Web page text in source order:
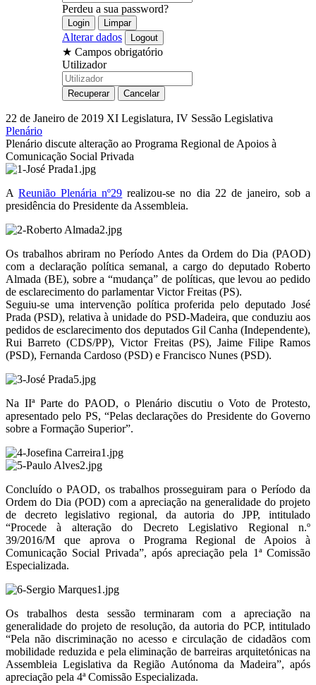
Perdeu a sua password?
Alterar dados
★ Campos obrigatório
Utilizador
22 de Janeiro de 2019 XI Legislatura, IV Sessão Legislativa
Plenário
Plenário discute alteração ao Programa Regional de Apoios à
Comunicação Social Privada
AReunião Plenária nº29 realizou-se no dia 22 de janeiro, sob a
presidência do Presidente da Assembleia.
Os trabalhos abriram no Período Antes da Ordem do Dia (PAOD)
com a declaração política semanal, a cargo do deputado Roberto
Almada (BE), sobre a “mudança” de políticas, que levou ao pedido
de esclarecimento do parlamentar Victor Freitas (PS).
Seguiu-se uma intervenção política proferida pelo deputado José
Prada (PSD), relativa à unidade do PSD-Madeira, que conduziu aos
pedidos de esclarecimento dos deputados Gil Canha (Independente),
Rui Barreto (CDS/PP), Victor Freitas (PS), Jaime Filipe Ramos
(PSD), Fernanda Cardoso (PSD) e Francisco Nunes (PSD).
Na IIª Parte do PAOD, o Plenário discutiu o Voto de Protesto,
apresentado pelo PS, “Pelas declarações do Presidente do Governo
sobre a Formação Superior”.
Concluído o PAOD, os trabalhos prosseguiram para o Período da
Ordem do Dia (POD) com a apreciação na generalidade do projeto
de decreto legislativo regional, da autoria do JPP, intitulado
“Procede à alteração do Decreto Legislativo Regional n.º
39/2016/M que aprova o Programa Regional de Apoios à
Comunicação Social Privada”, após apreciação pela 1ª Comissão
Especializada.
Os trabalhos desta sessão terminaram com a apreciação na
generalidade do projeto de resolução, da autoria do PCP, intitulado
“Pela não discriminação no acesso e circulação de cidadãos com
mobilidade reduzida e pela eliminação de barreiras arquitetónicas na
Assembleia Legislativa da Região Autónoma da Madeira”, após
apreciação pela 4ª Comissão Especializada.